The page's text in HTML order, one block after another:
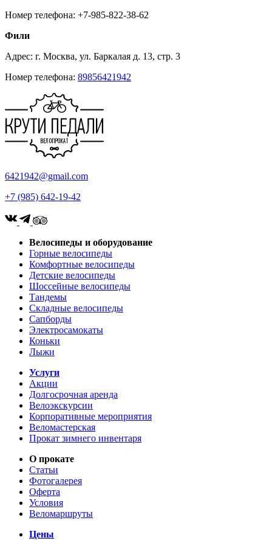
Номер телефона: +7-985-822-38-62
Фили
Адрес: г. Москва, ул. Баркалая д. 13, стр. 3
Номер телефона: 89856421942
6421942@gmail.com
+7 (985) 642-19-42
Велосипеды и оборудование
Горные велосипеды
Комфортные велосипеды
Детские велосипеды
Шоссейные велосипеды
Тандемы
Складные велосипеды
Сапборды
Электросамокаты
Коньки
Лыжи
Услуги
Акции
Долгосрочная аренда
Велоэкскурсии
Корпоративные мероприятия
Веломастерская
Прокат зимнего инвентаря
О прокате
Статьи
Фотогалерея
Оферта
Условия
Веломаршруты
Цены